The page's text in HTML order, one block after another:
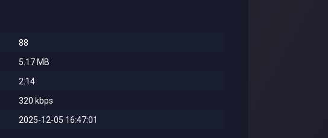
88
5.17 MB
2:14
320 kbps
2025-12-05 16:47:01